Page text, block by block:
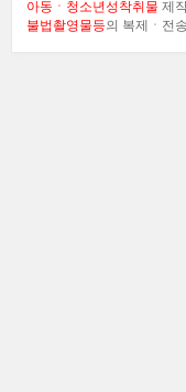
아동ㆍ청소년성착취물 제
불법촬영물등의 복제ㆍ전